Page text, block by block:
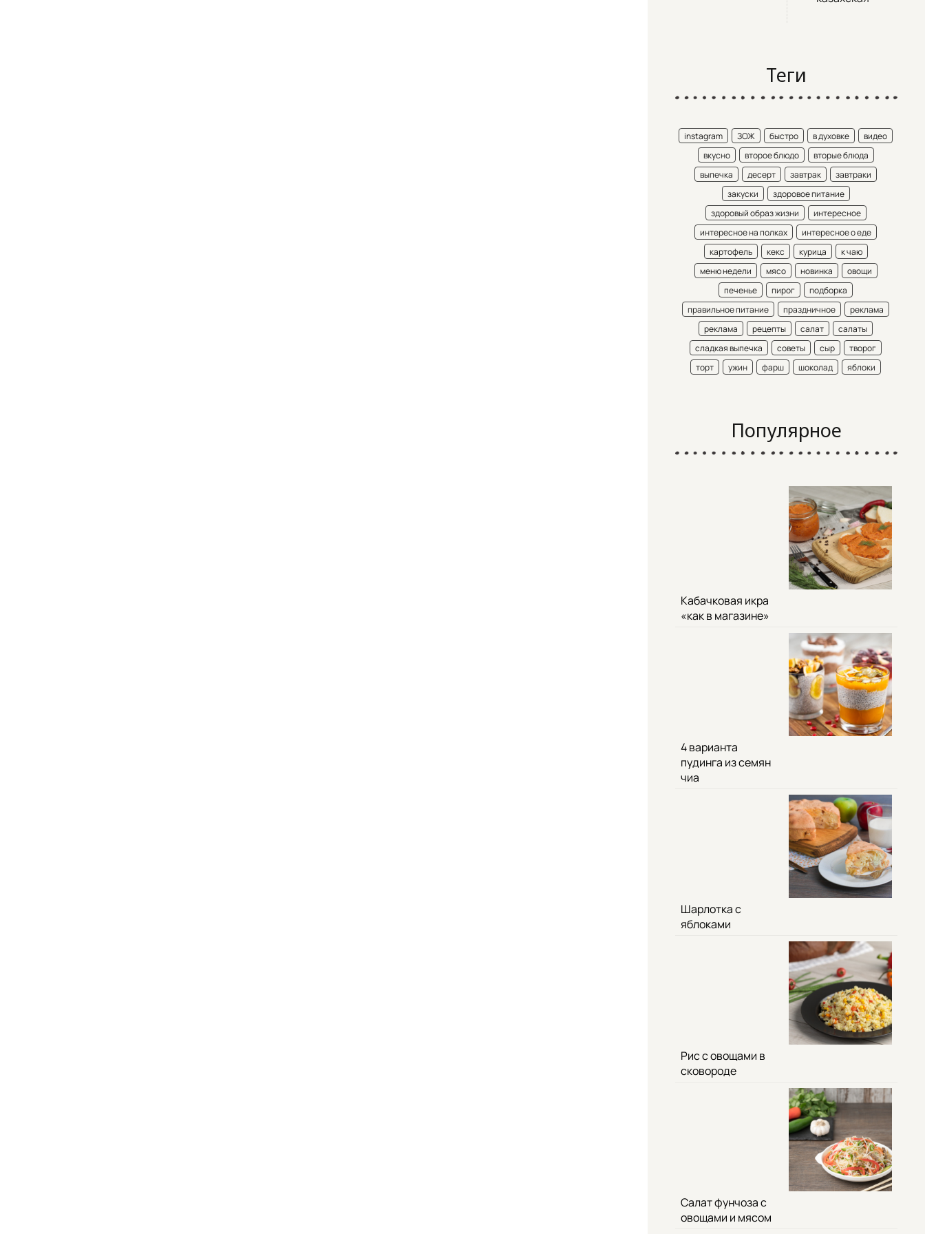
Теги
instagram ЗОЖ быстро в духовке
видео
вкусно
второе блюдо
вторые блюда
выпечка
десерт завтрак
завтраки
закуски
здоровое питание
здоровый образ жизни
интересное
интересное на полках
интересное о еде
картофель
кекс курица
к чаю
меню недели
мясо новинка
овощи
печенье
пирог
подборка
правильное питание
праздничное
реклама
реклама
рецепты салат
салаты
сладкая выпечка
советы сыр
творог
торт
ужин фарш шоколад яблоки
Популярное
Кабачковая икра
«как в магазине»
4 варианта
пудинга из семян
чиа
Шарлотка с
яблоками
Рис с овощами в
сковороде
Салат фунчоза с
овощами и мясом